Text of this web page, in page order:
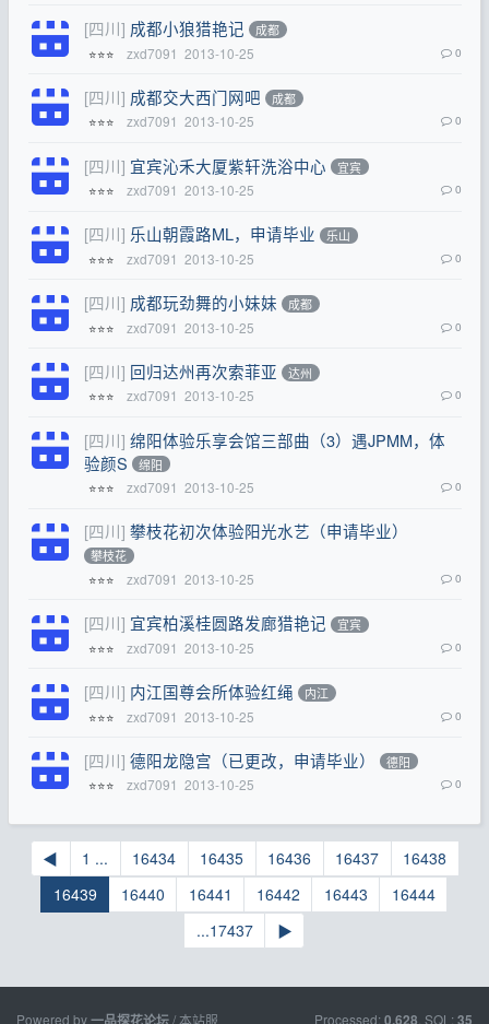
[四川] 成都小狼猎艳记 成都
⭐⭐⭐ zxd7091 2013-10-25 0
[四川] 成都交大西门网吧 成都
⭐⭐⭐ zxd7091 2013-10-25 0
[四川] 宜宾沁禾大厦紫轩洗浴中心 宜宾
⭐⭐⭐ zxd7091 2013-10-25 0
[四川] 乐山朝霞路ML，申请毕业 乐山
⭐⭐⭐ zxd7091 2013-10-25 0
[四川] 成都玩劲舞的小妹妹 成都
⭐⭐⭐ zxd7091 2013-10-25 0
[四川] 回归达州再次索菲亚 达州
⭐⭐⭐ zxd7091 2013-10-25 0
[四川] 绵阳体验乐享会馆三部曲（3）遇JPMM，体
验颜S
绵阳
⭐⭐⭐ zxd7091 2013-10-25 0
[四川] 攀枝花初次体验阳光水艺（申请毕业）
攀枝花
⭐⭐⭐ zxd7091 2013-10-25 0
[四川] 宜宾柏溪桂圆路发廊猎艳记 宜宾
⭐⭐⭐ zxd7091 2013-10-25 0
[四川] 内江国尊会所体验红绳 内江
⭐⭐⭐ zxd7091 2013-10-25 0
[四川] 德阳龙隐宫（已更改，申请毕业） 德阳
⭐⭐⭐ zxd7091 2013-10-25 0
◀ 1 ... 16434 16435 16436 16437
16438
16439
16440 16441 16442 16443
16444
...17437
▶
Powered by / 本站服 Processed: , SQL: